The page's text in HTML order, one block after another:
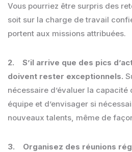
Vous pourriez être surpris des
soit sur la charge de travail
portent aux missions attribuées.
2. S’il arrive que des pics
doivent rester exceptionnels.
nécessaire d’évaluer la capacité
équipe et d’envisager si
nouveaux talents, même de
3. Organisez des réunions